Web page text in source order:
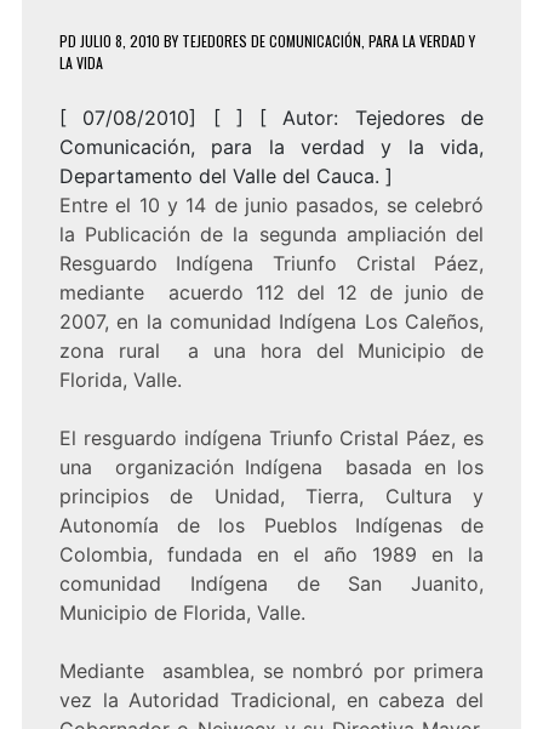
PD JULIO 8, 2010 BY TEJEDORES DE COMUNICACIÓN, PARA LA VERDAD Y
LA VIDA
[ 07/08/2010] [ ] [Autor: Tejedores de
Comunicación, para la verdad y la vida,
Departamento del Valle del Cauca. ]
Entre el 10 y 14 de junio pasados, se celebró
la Publicación de la segunda ampliación del
Resguardo Indígena Triunfo Cristal Páez,
mediante acuerdo 112 del 12 de junio de
2007, en la comunidad Indígena Los Caleños,
zona rural a una hora del Municipio de
Florida, Valle.
El resguardo indígena Triunfo Cristal Páez, es
una organización Indígena basada en los
principios de Unidad, Tierra, Cultura y
Autonomía de los Pueblos Indígenas de
Colombia, fundada en el año 1989 en la
comunidad Indígena de San Juanito,
Municipio de Florida, Valle.
Mediante asamblea, se nombró por primera
vez la Autoridad Tradicional, en cabeza del